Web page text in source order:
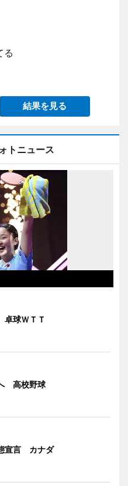
る
結果を見る
トニュース
球ＷＴＴ
高校野球
宣言 カナダ